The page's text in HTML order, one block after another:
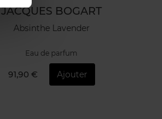
JACQUES BOGART
Absinthe Lavender
Eau de parfum
91,90 € Ajouter